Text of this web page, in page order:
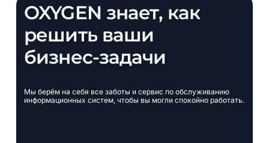
OXYGEN знает, как
решить ваши
бизнес-задачи
Мы берём на себя все заботы и сервис по обслуживанию
информационных систем, чтобы вы могли спокойно работать.